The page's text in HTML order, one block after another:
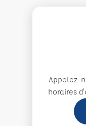
Appelez-
horaires